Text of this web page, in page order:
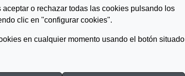
aceptar o rechazar todas las cookies pulsando los
clic en "configurar cookies".
en cualquier momento usando el botón situado